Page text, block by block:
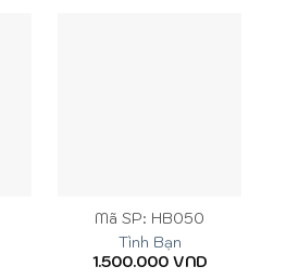
Mã SP: HB050
Tình Bạn
1.500.000VND